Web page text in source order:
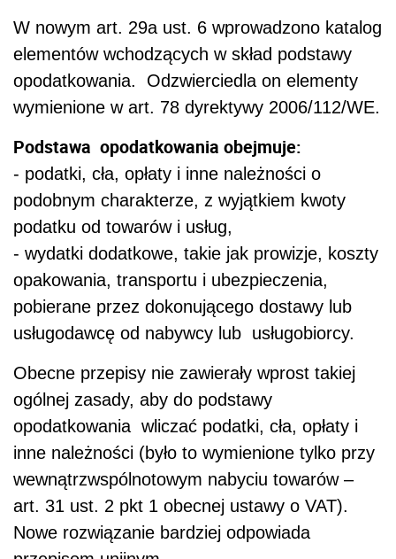
W nowym art. 29a ust. 6 wprowadzono katalog
elementów wchodzących w skład podstawy
opodatkowania. Odzwierciedla on elementy
wymienione w art. 78 dyrektywy 2006/112/WE.
Podstawa opodatkowania obejmuje:
- podatki, cła, opłaty i inne należności o
podobnym charakterze, z wyjątkiem kwoty
podatku od towarów i usług,
- wydatki dodatkowe, takie jak prowizje, koszty
opakowania, transportu i ubezpieczenia,
pobierane przez dokonującego dostawy lub
usługodawcę od nabywcy lub usługobiorcy.
Obecne przepisy nie zawierały wprost takiej
ogólnej zasady, aby do podstawy
opodatkowania wliczać podatki, cła, opłaty i
inne należności (było to wymienione tylko przy
wewnątrzwspólnotowym nabyciu towarów –
art. 31 ust. 2 pkt 1 obecnej ustawy o VAT).
Nowe rozwiązanie bardziej odpowiada